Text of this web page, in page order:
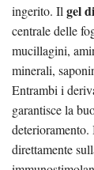
ingerito. Il gel
centrale delle
mucillagini,
minerali,
Entrambi i
garantisce la
deterioramento.
direttamente